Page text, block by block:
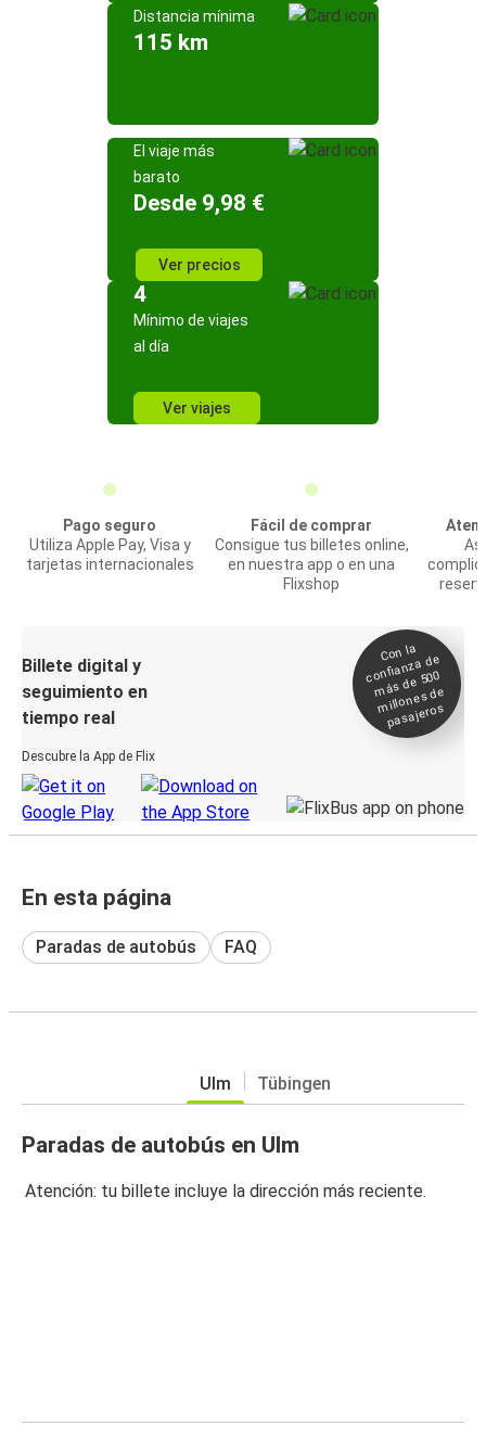
Distancia mínima
115 km
El viaje más
barato
Desde 9,98 €
Ver precios
4
Mínimo de viajes
al día
Ver viajes
Pago seguro
Utiliza Apple Pay, Visa y
tarjetas internacionales
Fácil de comprar
Consigue tus billetes online,
en nuestra app o en una
Flixshop
Billete digital y
seguimiento en
tiempo real
Descubre la App de Flix
Con la
confianza de
más de 500
millones de
pasajeros
En esta página
Paradas de autobús FAQ
Ulm Tübingen
Paradas de autobús en Ulm
Atención: tu billete incluye la dirección más reciente.